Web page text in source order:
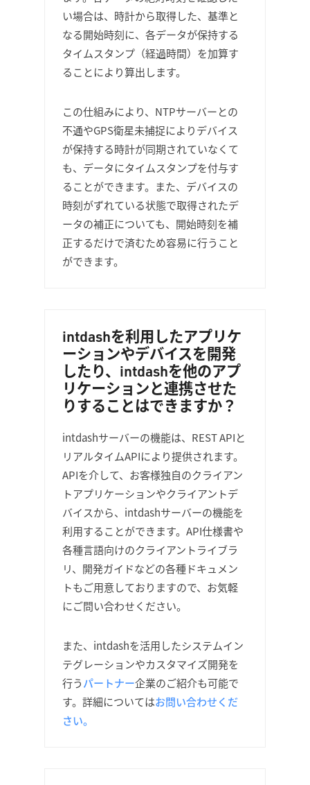
い場合は、時計から取得した、基準と
なる開始時刻に、各データが保持する
タイムスタンプ（経過時間）を加算す
ることにより算出します。
この仕組みにより、NTPサーバーとの
不通やGPS衛星未捕捉によりデバイス
が保持する時計が同期されていなくて
も、データにタイムスタンプを付与す
ることができます。また、デバイスの
時刻がずれている状態で取得されたデ
ータの補正についても、開始時刻を補
正するだけで済むため容易に行うこと
ができます。
intdashを利用したアプリケ
ーションやデバイスを開発
したり、intdashを他のアプ
リケーションと連携させた
りすることはできますか？
intdashサーバーの機能は、REST APIと
リアルタイムAPIにより提供されます。
APIを介して、お客様独自のクライアン
トアプリケーションやクライアントデ
バイスから、intdashサーバーの機能を
利用することができます。API仕様書や
各種言語向けのクライアントライブラ
リ、開発ガイドなどの各種ドキュメン
トもご用意しておりますので、お気軽
にご問い合わせください。
また、intdashを活用したシステムイン
テグレーションやカスタマイズ開発を
行うパートナー企業のご紹介も可能で
す。詳細についてはお問い合わせくだ
さい。